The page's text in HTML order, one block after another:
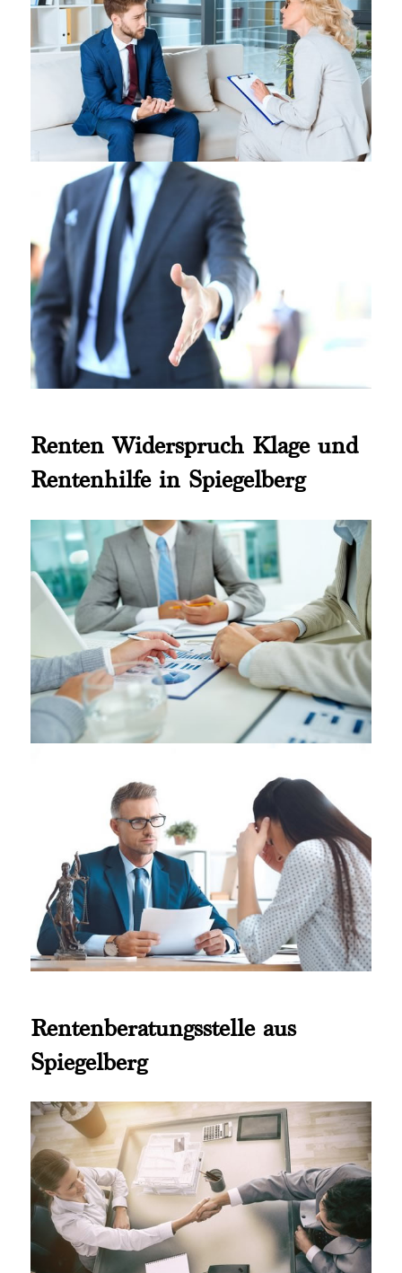
Renten Widerspruch Klage und
Rentenhilfe in Spiegelberg
Rentenberatungsstelle aus
Spiegelberg